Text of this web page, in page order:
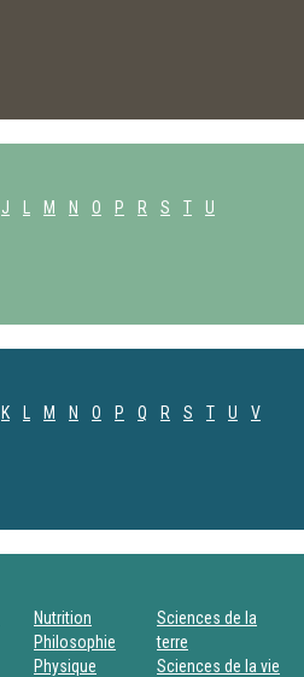
J M N O P R S T U
K M N O P Q R S T U
V
Nutrition
Philosophie
Physique
Sciences de la
terre
Sciences de la vie